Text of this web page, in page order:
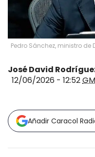
Pedro Sánchez, ministro de
José David
12/06/2026 - 12:52
Añadir Caracol